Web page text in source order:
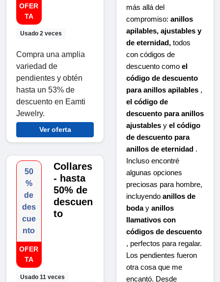
OFER
TA
Usado 2 veces
Compra una amplia
variedad de
pendientes y obtén
hasta un 53% de
descuento en Eamti
Jewelry.
Ver oferta
50
%
de
des
cue
nto
OFER
TA
Usado 11 veces
Collares
- hasta
50% de
descuen
to
más allá del
compromiso: anillos
apilables, ajustables y
de eternidad, todos
con códigos de
descuento como el
código de descuento
para anillos apilables ,
el código de
descuento para anillos
ajustables y el código
de descuento para
anillos de eternidad .
Incluso encontré
algunas opciones
preciosas para hombre,
incluyendo anillos de
boday anillos
llamativos con
códigos de descuento
, perfectos para regalar.
Los pendientes fueron
otra cosa que me
encantó. Desde